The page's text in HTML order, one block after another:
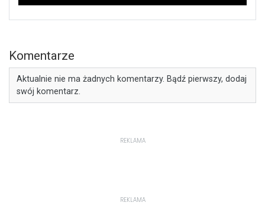
Komentarze
Aktualnie nie ma żadnych komentarzy. Bądź pierwszy, dodaj
swój komentarz.
REKLAMA
REKLAMA